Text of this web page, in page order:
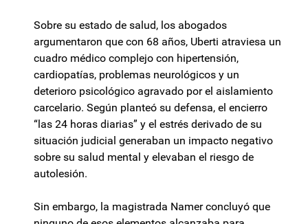
Sobre su estado de salud, los abogados
argumentaron que con 68 años, Uberti atraviesa un
cuadro médico complejo con hipertensión,
cardiopatías, problemas neurológicos y un
deterioro psicológico agravado por el aislamiento
carcelario. Según planteó su defensa, el encierro
“las 24 horas diarias” y el estrés derivado de su
situación judicial generaban un impacto negativo
sobre su salud mental y elevaban el riesgo de
autolesión.
Sin embargo, la magistrada Namer concluyó que